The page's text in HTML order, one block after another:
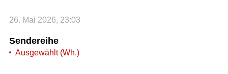
26. Mai 2026, 23:03
Sendereihe
Ausgewählt (Wh.)